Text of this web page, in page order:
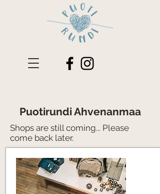
Puotirundi Ahvenanmaa
​Shops are still coming... Please
come back later.